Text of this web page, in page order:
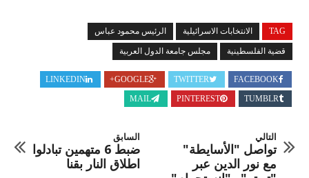
TAG الانتخابات الاسرائيلية الرئيس محمود عباس
قضية الفلسطينية مجلس جامعة الدول العربية
FACEBOOK
TWITTER
GOOGLE+
LINKEDIN
TUMBLR
PINTEREST
MAIL
السابق
ضبط 6 متهمين تبادلوا
اطلاق النار بقنا
التالي
تواصل "الأسايطة"
مع نور الدين عبر